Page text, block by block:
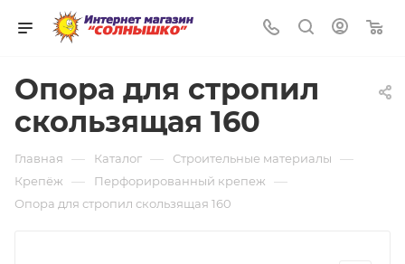
Опора для стропил
скользящая 160
Главная — Каталог — Строительные материалы —
Крепёж — Перфорированный крепеж —
Опора для стропил скользящая 160